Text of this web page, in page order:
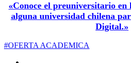
«Conoce el preuniversitario
alguna universidad chilena
Digital.»
#OFERTA ACADEMICA